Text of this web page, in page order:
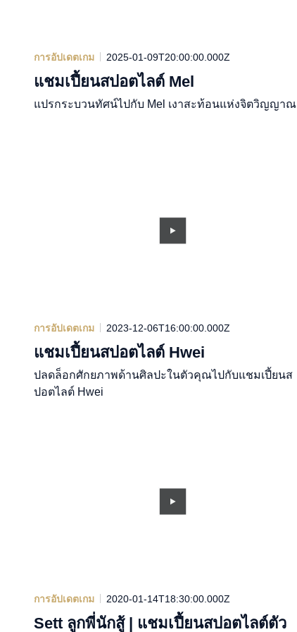
การอัปเดตเกม 2025-01-09T20:00:00.000Z
แชมเปี้ยนสปอตไลต์ Mel
แปรกระบวนทัศน์ไปกับ Mel เงาสะท้อนแห่งจิตวิญญาณ
การอัปเดตเกม 2023-12-06T16:00:00.000Z
แชมเปี้ยนสปอตไลต์ Hwei
ปลดล็อกศักยภาพด้านศิลปะในตัวคุณไปกับแชมเปี้ยนส
ปอตไลต์ Hwei
การอัปเดตเกม 2020-01-14T18:30:00.000Z
Sett ลูกพี่นักสู้ | แชมเปี้ยนสปอตไลต์ตัว